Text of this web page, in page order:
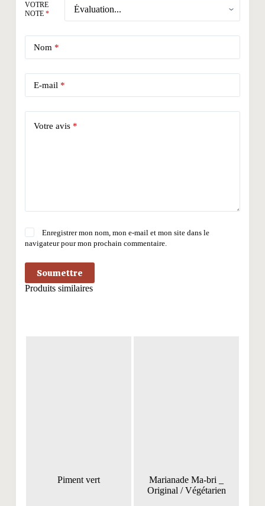
VOTRE
NOTE *
Nom *
E-mail *
Votre avis *
Enregistrer mon nom, mon e-mail et mon site dans le
navigateur pour mon prochain commentaire.
Soumettre
Produits similaires
Piment vert
Marianade Ma-bri _
Original / Végétarien